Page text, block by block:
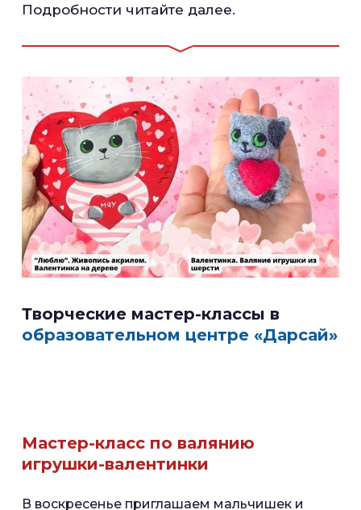
Подробности читайте далее.
Творческие мастер-классы в
образовательном центре «Дарсай»
Мастер-класс по валянию
игрушки-валентинки
В воскресенье приглашаем мальчишек и